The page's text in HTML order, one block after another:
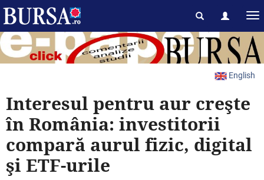
English
Interesul pentru aur creşte
în România: investitorii
compară aurul fizic, digital
şi ETF-urile